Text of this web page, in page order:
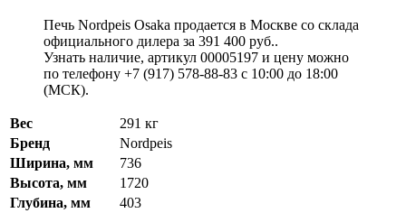
Печь Nordpeis Osaka продается в Москве со склада
официального дилера за 391 400 руб..
Узнать наличие, артикул 00005197 и цену можно
по телефону +7 (917) 578-88-83 с 10:00 до 18:00
(МСК).
Вес
291 кг
Бренд
Nordpeis
Ширина, мм
736
Высота, мм
1720
Глубина, мм
403